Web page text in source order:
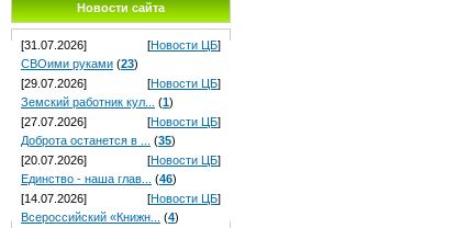
Новости сайта
[31.07.2026] [Новости ЦБ]
СВОими руками (23)
[29.07.2026]
[Новости ЦБ]
Земский работник кул...
(1)
[27.07.2026]
[Новости ЦБ]
Доброта останется в ...
(35)
[20.07.2026]
[Новости ЦБ]
Единство - наша глав...
(46)
[14.07.2026]
[Новости ЦБ]
Всероссийский «Книжн...
(4)